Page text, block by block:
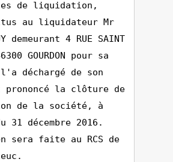
de liquidation,
au liquidateur Mr
demeurant 4 RUE SAINT
GOURDON pour sa
déchargé de son
prononcé la clôture de
de la société, à
31 décembre 2016.
sera faite au RCS de